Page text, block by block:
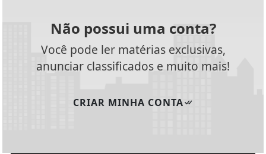
Não possui uma conta?
Você pode ler matérias exclusivas,
anunciar classificados e muito mais!
CRIAR MINHA CONTA